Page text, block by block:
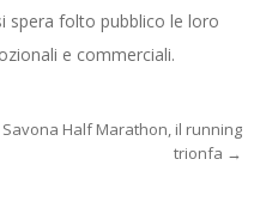
spera folto pubblico le loro
e commerciali.
Savona Half Marathon, il running
trionfa →